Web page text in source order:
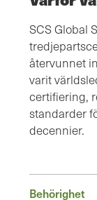
SCS Global
återvunnet
varit
certifiering,
standarder
decennier.
Behörighet